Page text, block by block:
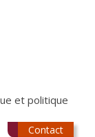
et politique
Contact